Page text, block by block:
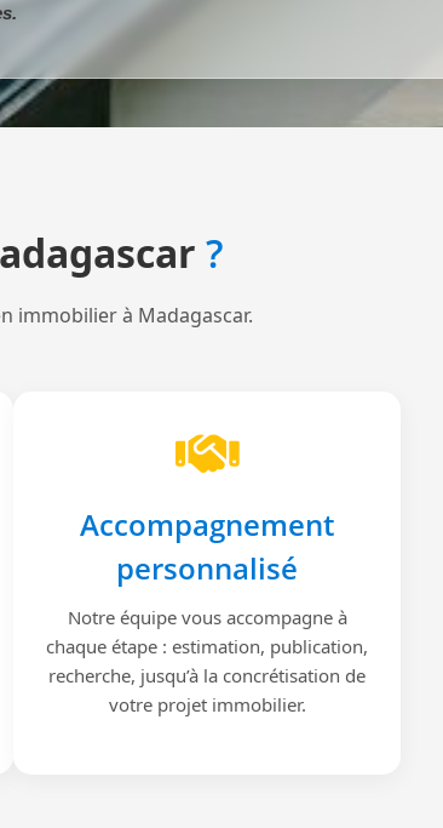
?
immobilier à Madagascar.
Accompagnement
personnalisé
Notre équipe vous accompagne à
chaque étape : estimation, publication,
recherche, jusqu’à la concrétisation de
votre projet immobilier.